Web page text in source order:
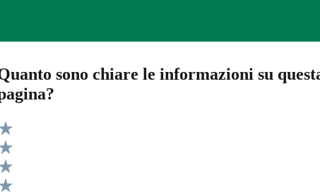
sono chiare le informazioni su
5 stelle su 5
4 stelle su 5
3 stelle su 5